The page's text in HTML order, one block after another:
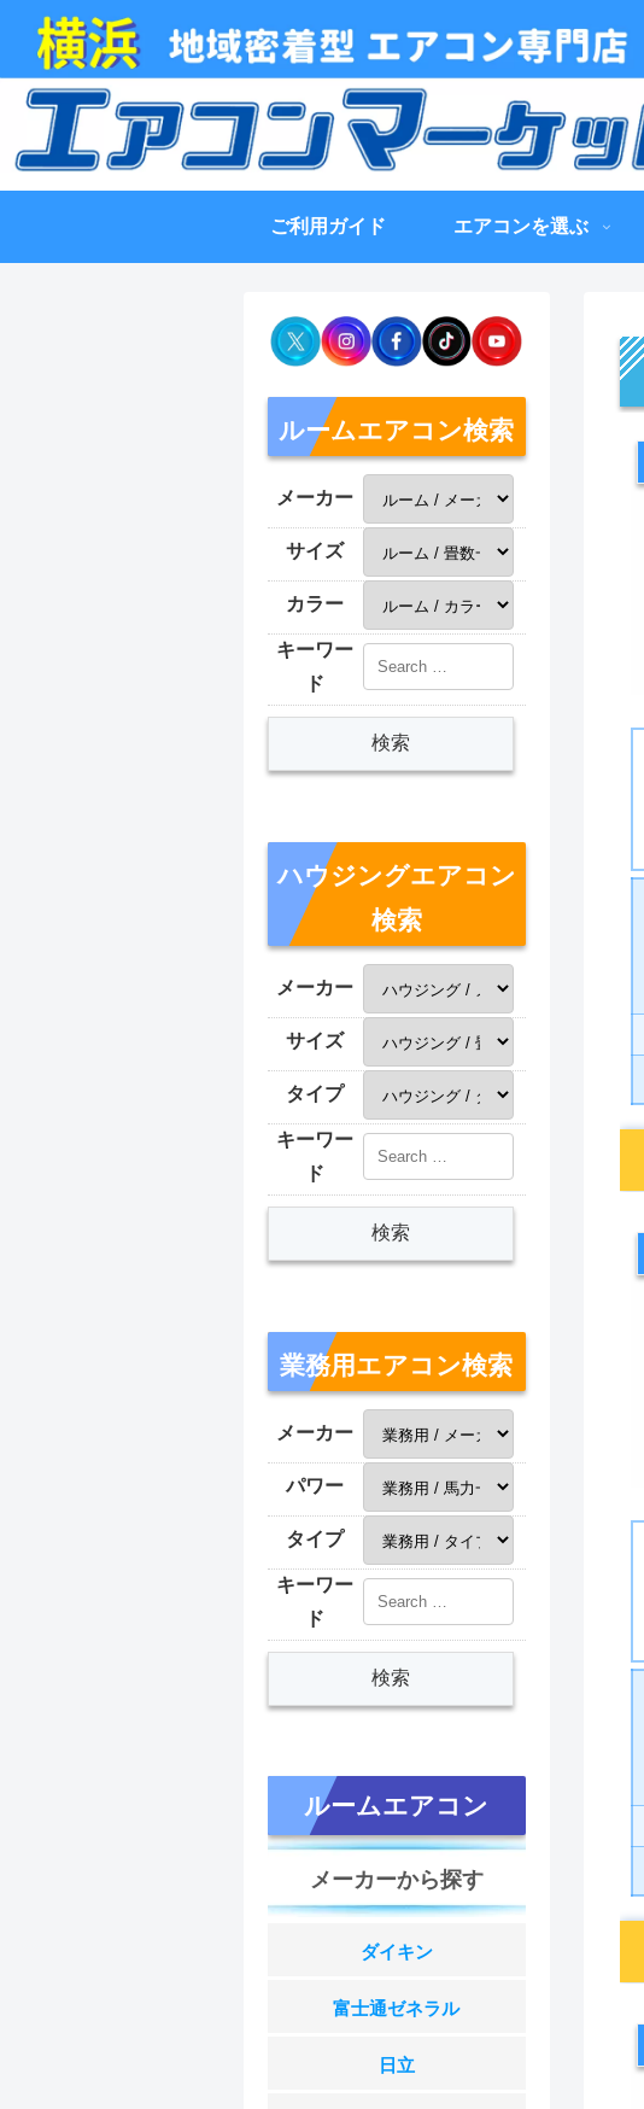
ご利用ガイド エアコンを選ぶ
ルームエアコン検索
メーカー
サイズ
カラー
キーワー
ド
ハウジングエアコン
検索
メーカー
サイズ
タイプ
キーワー
ド
業務用エアコン検索
メーカー
パワー
タイプ
キーワー
ド
ルームエアコン
メーカーから探す
ダイキン
富士通ゼネラル
日立